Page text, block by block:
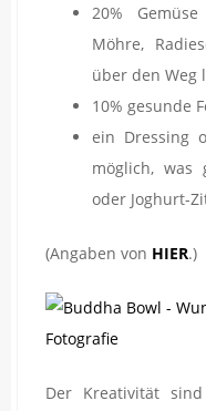
20%
Möhre,
über den Weg
10% gesunde
ein Dressing
möglich, was
oder Joghurt-
(Angaben von HIER.)
Der Kreativität